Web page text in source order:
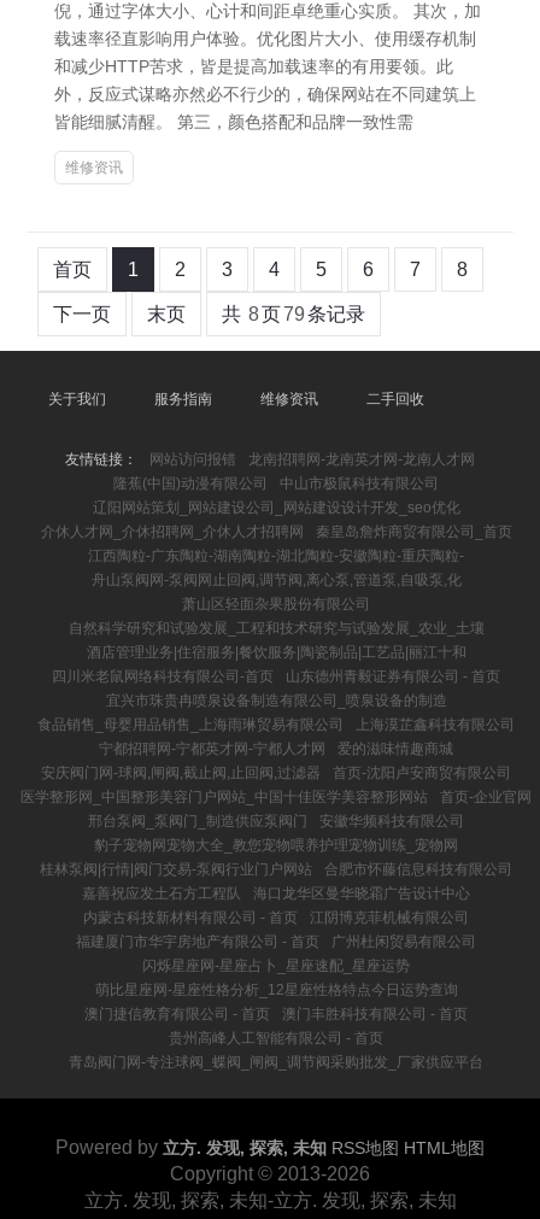
倪，通过字体大小、心计和间距卓绝重心实质。 其次，加
载速率径直影响用户体验。优化图片大小、使用缓存机制
和减少HTTP苦求，皆是提高加载速率的有用要领。此
外，反应式谋略亦然必不行少的，确保网站在不同建筑上
皆能细腻清醒。 第三，颜色搭配和品牌一致性需
维修资讯
首页 1 2 3 4 5 6 7 8
下一页 末页 共 8页79条记录
关于我们 服务指南 维修资讯 二手回收
友情链接： 网站访问报错
龙南招聘网-龙南英才网-龙南人才网
隆蕉(中国)动漫有限公司
中山市极鼠科技有限公司
辽阳网站策划_网站建设公司_网站建设设计开发_seo优化
介休人才网_介休招聘网_介休人才招聘网
秦皇岛詹炸商贸有限公司_首页
江西陶粒-广东陶粒-湖南陶粒-湖北陶粒-安徽陶粒-重庆陶粒-
舟山泵阀网-泵阀网止回阀,调节阀,离心泵,管道泵,自吸泵,化
萧山区轻面杂果股份有限公司
自然科学研究和试验发展_工程和技术研究与试验发展_农业_土壤
酒店管理业务|住宿服务|餐饮服务|陶瓷制品|工艺品|丽江十和
四川米老鼠网络科技有限公司-首页
山东德州青毅证券有限公司 - 首页
宜兴市珠贵冉喷泉设备制造有限公司_喷泉设备的制造
食品销售_母婴用品销售_上海雨琳贸易有限公司
上海漠芷鑫科技有限公司
宁都招聘网-宁都英才网-宁都人才网
爱的滋味情趣商城
安庆阀门网-球阀,闸阀,截止阀,止回阀,过滤器
首页-沈阳卢安商贸有限公司
医学整形网_中国整形美容门户网站_中国十佳医学美容整形网站
首页-企业官网
邢台泵阀_泵阀门_制造供应泵阀门
安徽华频科技有限公司
豹子宠物网宠物大全_教您宠物喂养护理宠物训练_宠物网
桂林泵阀|行情|阀门交易-泵阀行业门户网站
合肥市怀藤信息科技有限公司
嘉善祝应发土石方工程队
海口龙华区曼华晓霜广告设计中心
内蒙古科技新材料有限公司 - 首页
江阴博克菲机械有限公司
福建厦门市华宇房地产有限公司 - 首页
广州杜闲贸易有限公司
闪烁星座网-星座占卜_星座速配_星座运势
萌比星座网-星座性格分析_12星座性格特点今日运势查询
澳门捷信教育有限公司 - 首页
澳门丰胜科技有限公司 - 首页
贵州高峰人工智能有限公司 - 首页
青岛阀门网-专注球阀_蝶阀_闸阀_调节阀采购批发_厂家供应平台
Powered by 立方. 发现, 探索, 未知 RSS地图 HTML地图
Copyright © 2013-2026
立方. 发现, 探索, 未知-立方. 发现, 探索, 未知